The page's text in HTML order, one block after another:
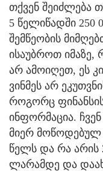
თქვენ შეიძლება
5 წელიწადში 250
შემწეობის
ისაუბროთ იმაზე,
არ ამოიღეთ, ეს
ვინმეს არ
როგორც
ინფორმაცია.
მიერ მოწოდებულ
წელს და რა არის
ლარამდე და